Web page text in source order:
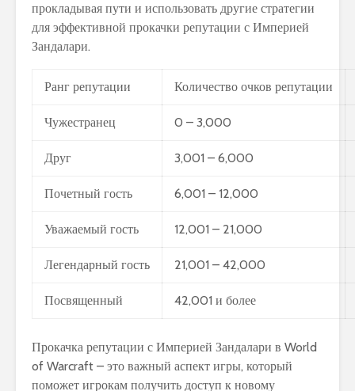
прокладывая пути и использовать другие стратегии
для эффективной прокачки репутации с Империей
Зандалари.
Ранг репутации Количество очков репутации
Чужестранец 0 – 3,000
Друг 3,001 – 6,000
Почетный гость 6,001 – 12,000
Уважаемый гость 12,001 – 21,000
Легендарный гость 21,001 – 42,000
Посвященный 42,001 и более
Прокачка репутации с Империей Зандалари в World
of Warcraft – это важный аспект игры, который
поможет игрокам получить доступ к новому